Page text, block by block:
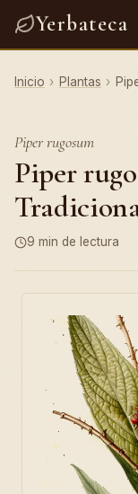
Yerbateca
Inicio › Plantas ›
Piper rugosum
Piper
9 min de lectura